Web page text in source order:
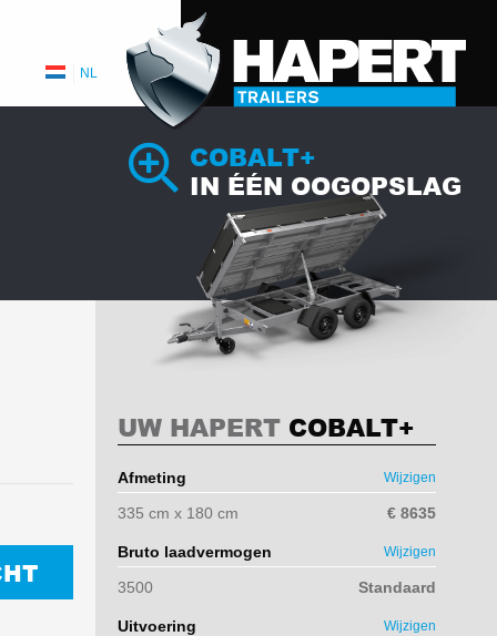
NL
COBALT+
IN ÉÉN OOGOPSLAG
UW HAPERT COBALT+
Afmeting Wijzigen
335 cm x 180 cm € 8635
Bruto laadvermogen Wijzigen
3500 Standaard
Uitvoering Wijzigen